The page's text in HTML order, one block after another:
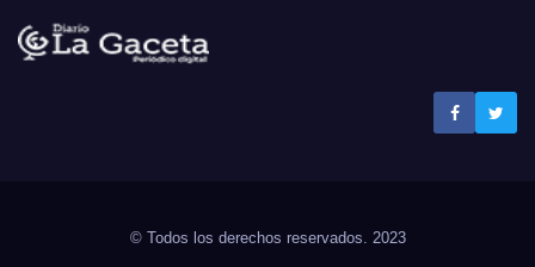
© Todos los derechos reservados. 2023